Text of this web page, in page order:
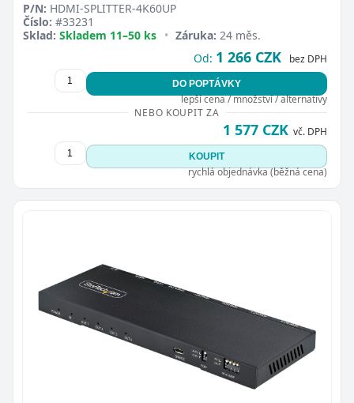
P/N: HDMI-SPLITTER-4K60UP
Číslo: #33231
Sklad: Skladem 11–50 ks • Záruka: 24 měs.
Od: 1 266 CZK bez DPH
DO POPTÁVKY
lepší cena / množství / alternativy
NEBO KOUPIT ZA
1 577 CZK vč. DPH
KOUPIT
rychlá objednávka (běžná cena)